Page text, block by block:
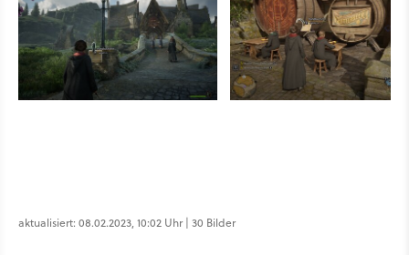
aktualisiert: 08.02.2023, 10:02 Uhr | 30 Bilder